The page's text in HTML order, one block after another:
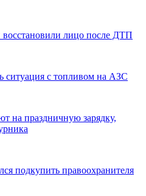
лицо после ДТП
ситуация с топливом на АЗС
на праздничную зарядку,
подкупить правоохранителя